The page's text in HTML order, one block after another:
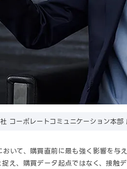
コーポレートコミュニケーション本
おいて、購買直前に最も強く影響を
え、購買データ起点ではなく、接